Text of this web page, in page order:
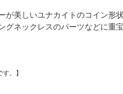
が美しいユナカイトのコイン形
グネックレスのパーツなどに重
。】